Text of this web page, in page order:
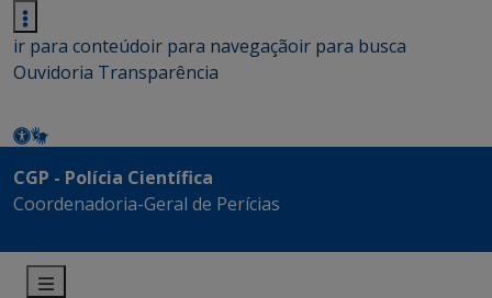
ir para conteúdoir para navegaçãoir para busca
Ouvidoria Transparência
CGP - Polícia Científica
Coordenadoria-Geral de Perícias